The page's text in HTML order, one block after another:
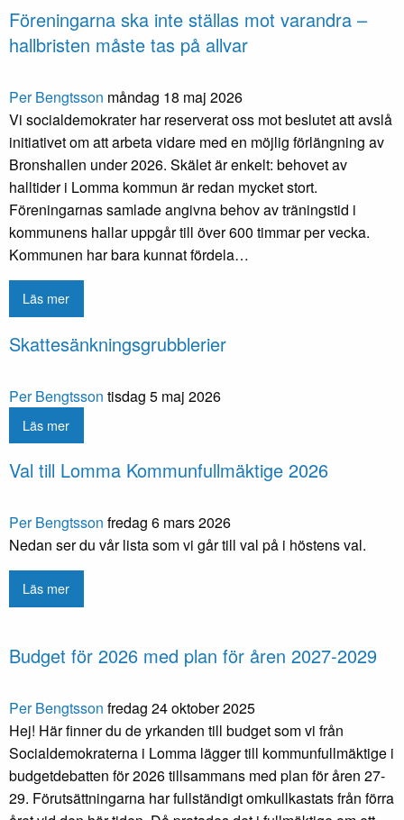
Föreningarna ska inte ställas mot varandra –
hallbristen måste tas på allvar
Per Bengtsson måndag 18 maj 2026
Vi socialdemokrater har reserverat oss mot beslutet att avslå
initiativet om att arbeta vidare med en möjlig förlängning av
Bronshallen under 2026. Skälet är enkelt: behovet av
halltider i Lomma kommun är redan mycket stort.
Föreningarnas samlade angivna behov av träningstid i
kommunens hallar uppgår till över 600 timmar per vecka.
Kommunen har bara kunnat fördela…
Läs mer
Skattesänkningsgrubblerier
Per Bengtsson tisdag 5 maj 2026
Läs mer
Val till Lomma Kommunfullmäktige 2026
Per Bengtsson fredag 6 mars 2026
Nedan ser du vår lista som vi går till val på i höstens val.
Läs mer
Budget för 2026 med plan för åren 2027-2029
Per Bengtsson fredag 24 oktober 2025
Hej! Här finner du de yrkanden till budget som vi från
Socialdemokraterna i Lomma lägger till kommunfullmäktige i
budgetdebatten för 2026 tillsammans med plan för åren 27-
29. Förutsättningarna har fullständigt omkullkastats från förra